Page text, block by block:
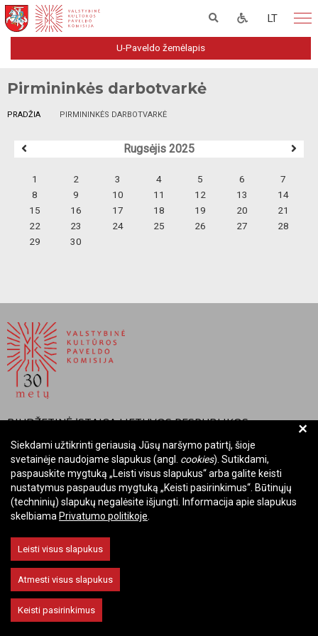
LT
U-Paveldo žemėlapis
Pirmininkės darbotvarkė
PRADŽIA PIRMININKĖS DARBOTVARKĖ
Rugsėjis 2025
1 2 3 4 5 6
7
8
9 10 11 12 13
14
15
16 17 18 19 20
21
22
23 24 25 26 27
28
29
30
BIUDŽETINĖ ĮSTAIGA LIETUVOS RESPUBLIKOS
VALSTYBINĖ KULTŪROS PAVELDO KOMISIJA
Įmonės kodas: Juridinių asmenų registre 288700520
Adresas: Rūdninkų g. 13, 01135 Vilnius
Telefonas: +370 699 13972
El. paštas: komisija@vkpk.lt
Keisti slapukų nustatymus
+
Siekdami užtikrinti geriausią Jūsų naršymo patirtį, šioje
svetainėje naudojame slapukus (angl. cookies). Sutikdami,
paspauskite mygtuką „Leisti visus slapukus“ arba galite keisti
nustatymus paspaudus mygtuką „Keisti pasirinkimus“. Būtinųjų
(techninių) slapukų negalėsite išjungti. Informacija apie slapukus
skelbiama Privatumo politikoje
Leisti visus slapukus
Atmesti visus slapukus
Keisti pasirinkimus